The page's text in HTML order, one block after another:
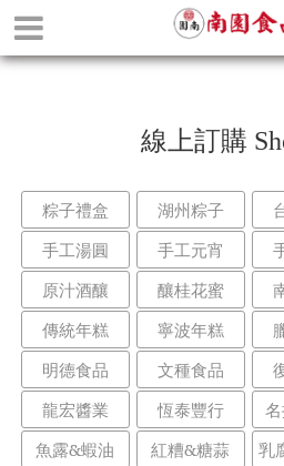
線上訂購
粽子禮盒 湖州粽子
手工湯圓
手工元宵
原汁酒釀
釀桂花蜜
傳統年糕
寧波年糕
明德食品
文種食品
龍宏醬業
恆泰豐行
魚露&蝦油
紅糟&糖蒜 乳